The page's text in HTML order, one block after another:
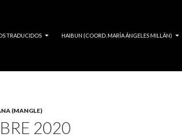
TRADUCIDOS HAIBUN (COORD. MARÍA ÁNGELES MILLÁN)
(MANGLE)
2020